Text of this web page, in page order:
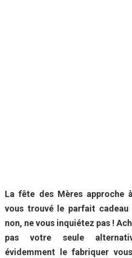
La fête des Mères approche
vous trouvé le parfait
non, ne vous inquiétez pas !
pas votre seule
évidemment le fabriquer